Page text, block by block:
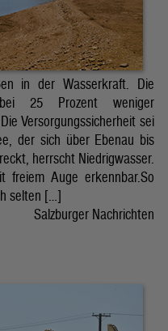
in der Wasserkraft. Die
25 Prozent weniger
Versorgungssicherheit sei
der sich über Ebenau bis
herrscht Niedrigwasser.
Auge erkennbar.So
selten […]
Salzburger Nachrichten